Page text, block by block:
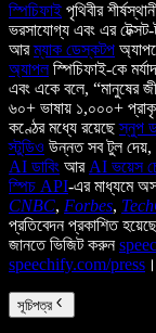
স্পিচিফাই পৃথিবীর
ভরসাযোগ্য এবং এর
আরম্যাক ডেস্কটপ
অ্যাপলস্পিচিফাই-কে
এবং একে বলে, “মানুষের
৬০+ ভাষায় ১,০০০+
কণ্ঠের মধ্যে রয়েছেস্নুপ
স্টুডিও উন্নত সব টুল দেয়,
AI ডাবিং আর AI ভয়েস
স্পিচ API-এর মাধ্যমে
CNBC, Forbes,
প্রতিবেদন প্রকাশিত
জানতে ভিজিট করুন
speechify.com/press ।
সূচিপত্র